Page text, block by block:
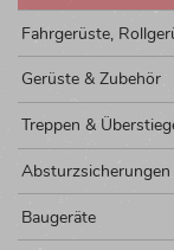
Fahrgerüste,
Gerüste & Zubehör
Treppen &
Absturzsicherungen
Baugeräte